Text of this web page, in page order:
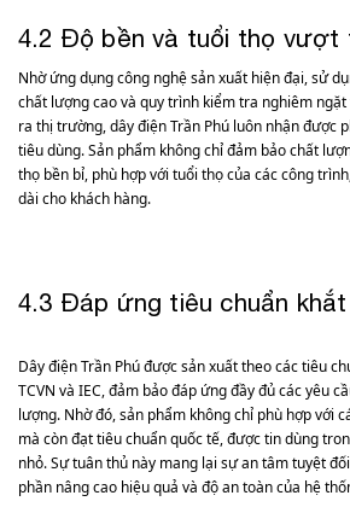
4.2 Độ bền và tuổi thọ vượt
Nhờ ứng dụng công nghệ sản xuất hiện đại, sử
chất lượng cao và quy trình kiểm tra nghiêm
ra thị trường, dây điện Trần Phú luôn nhận được
tiêu dùng. Sản phẩm không chỉ đảm bảo chất
thọ bền bỉ, phù hợp với tuổi thọ của các công
dài cho khách hàng.
4.3 Đáp ứng tiêu chuẩn khắt
Dây điện Trần Phú được sản xuất theo các tiêu
TCVN và IEC, đảm bảo đáp ứng đầy đủ các yêu
lượng. Nhờ đó, sản phẩm không chỉ phù hợp với
mà còn đạt tiêu chuẩn quốc tế, được tin dùng
nhỏ. Sự tuân thủ này mang lại sự an tâm tuyệt
phần nâng cao hiệu quả và độ an toàn của hệ